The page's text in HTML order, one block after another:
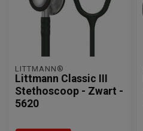
LITTMANN®
Littmann Classic III
Stethoscoop - Zwart -
5620